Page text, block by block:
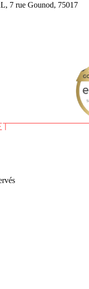
7 rue Gounod, 75017